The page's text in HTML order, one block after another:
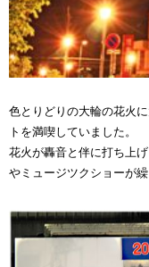
色とりどりの大輪の花火
トを満喫していました。
花火が轟音と伴に打ち上
やミュージツクショーが